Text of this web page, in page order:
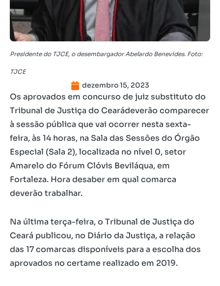
Presidente do TJCE, o desembargador Abelardo Benevides. Foto:
TJCE
dezembro 15, 2023
Os aprovados em concurso de juiz substituto do
Tribunal de Justiça do Cearádeverão comparecer
à sessão pública que vai ocorrer nesta sexta-
feira, às 14 horas, na Sala das Sessões do Órgão
Especial (Sala 2), localizada no nível 0, setor
Amarelo do Fórum Clóvis Beviláqua, em
Fortaleza. Hora desaber em qual comarca
deverão trabalhar.
Na última terça-feira, o Tribunal de Justiça do
Ceará publicou, no Diário da Justiça, a relação
das 17 comarcas disponíveis para a escolha dos
aprovados no certame realizado em 2019.